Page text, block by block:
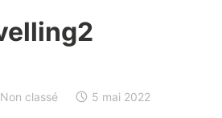
Non classé
5 mai 2022